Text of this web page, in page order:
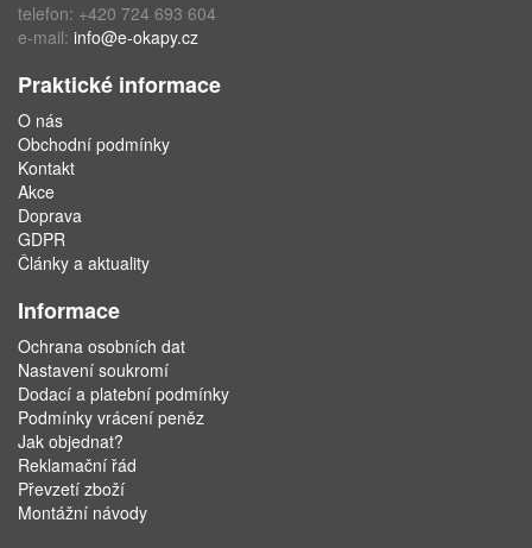
telefon: +420 724 693 604
e-mail: info@e-okapy.cz
Praktické informace
O nás
Obchodní podmínky
Kontakt
Akce
Doprava
GDPR
Články a aktuality
Informace
Ochrana osobních dat
Nastavení soukromí
Dodací a platební podmínky
Podmínky vrácení peněz
Jak objednat?
Reklamační řád
Převzetí zboží
Montážní návody